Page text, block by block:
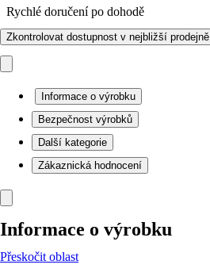
Rychlé doručení po dohodě
Zkontrolovat dostupnost v nejbližší prodejně
Informace o výrobku
Bezpečnost výrobků
Další kategorie
Zákaznická hodnocení
Informace o výrobku
Přeskočit oblast